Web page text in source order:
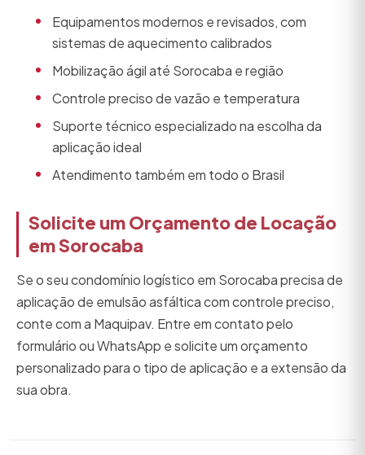
Equipamentos modernos e revisados, com
sistemas de aquecimento calibrados
Mobilização ágil até Sorocaba e região
Controle preciso de vazão e temperatura
Suporte técnico especializado na escolha da
aplicação ideal
Atendimento também em todo o Brasil
Solicite um Orçamento de Locação
em Sorocaba
Se o seu condomínio logístico em Sorocaba precisa de
aplicação de emulsão asfáltica com controle preciso,
conte com a Maquipav. Entre em contato pelo
formulário ou WhatsApp e solicite um orçamento
personalizado para o tipo de aplicação e a extensão da
sua obra.